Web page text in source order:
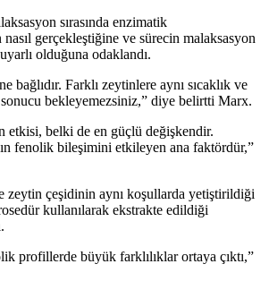
sırasında enzimatik
gerçekleştiğine ve sürecin malaksasyon
olduğuna odaklandı.
bağlıdır. Farklı zeytinlere aynı sıcaklık ve
bekleyemezsiniz,” diye belirtti Marx.
etkisi, belki de en güçlü değişkendir.
fenolik bileşimini etkileyen ana faktördür,”
zeytin çeşidinin aynı koşullarda yetiştirildiği
kullanılarak ekstrakte edildiği
profillerde büyük farklılıklar ortaya çıktı,”